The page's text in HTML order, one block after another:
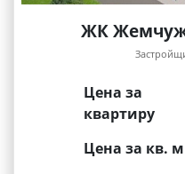
ЖК
Цена за
квартиру
Цена за кв. м